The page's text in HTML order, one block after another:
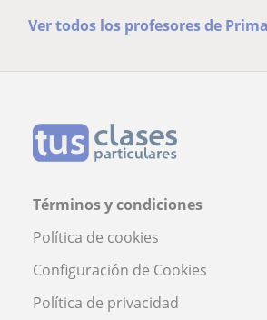
Ver todos los profesores de
Términos y condiciones
Política de cookies
Configuración de Cookies
Política de privacidad